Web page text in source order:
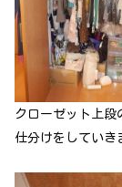
クローゼット上段
仕分けをしていき